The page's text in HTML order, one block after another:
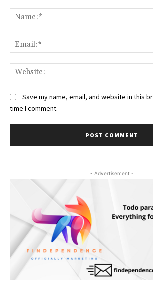
Save my name, email, and website in this
time I comment.
- Advertisement -